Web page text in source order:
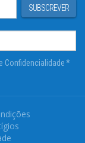
SUBSCREVER
Confidencialidade*